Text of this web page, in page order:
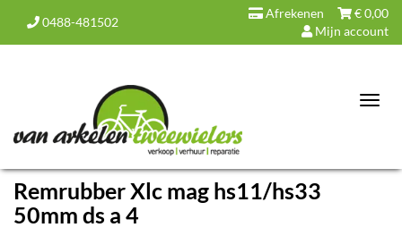
0488-481502
€0,00
Afrekenen
Mijn account
Remrubber Xlc mag hs11/hs33
50mm ds a 4